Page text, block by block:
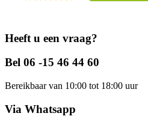
Heeft u een vraag?
Bel 06 -15 46 44 60
Bereikbaar van 10:00 tot 18:00 uur
Via Whatsapp